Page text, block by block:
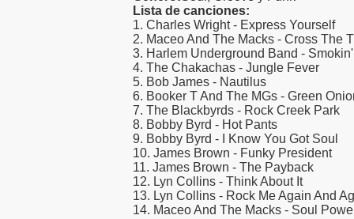
Lista de canciones:
1. Charles Wright - Express Yourself
2. Maceo And The Macks - Cross The
3. Harlem Underground Band -
4. The Chakachas - Jungle Fever
5. Bob James - Nautilus
6. Booker T And The MGs - Green
7. The Blackbyrds - Rock Creek Park
8. Bobby Byrd - Hot Pants
9. Bobby Byrd - I Know You Got Soul
10. James Brown - Funky President
11. James Brown - The Payback
12. Lyn Collins - Think About It
13. Lyn Collins - Rock Me Again And
14. Maceo And The Macks - Soul